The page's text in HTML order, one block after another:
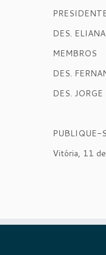
DES.
MEMBROS
DES.
DES.
PUBLIQUE-
Vitória, 11